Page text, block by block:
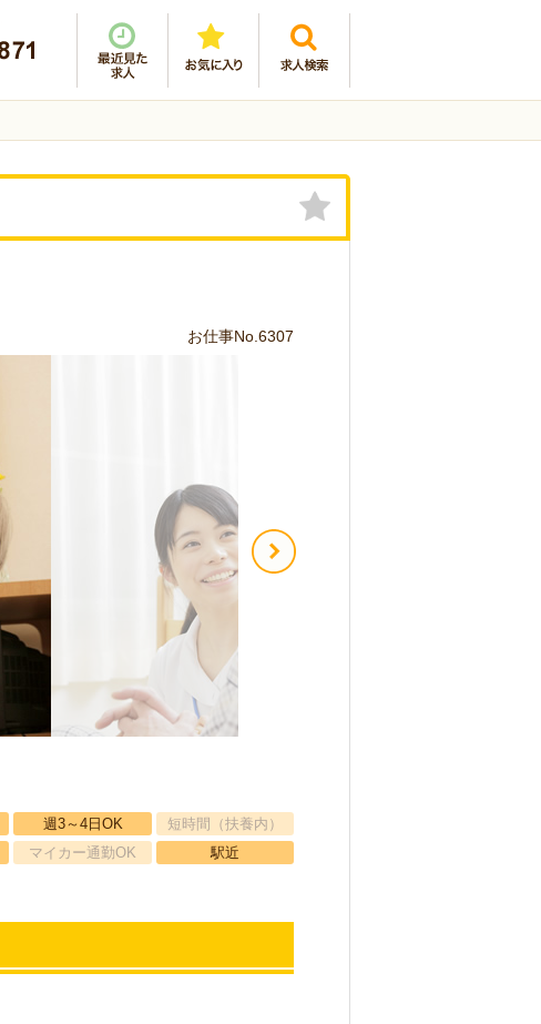
お仕事No.6307
週3～4日OK
短時間（扶養内）
マイカー通勤OK 駅近